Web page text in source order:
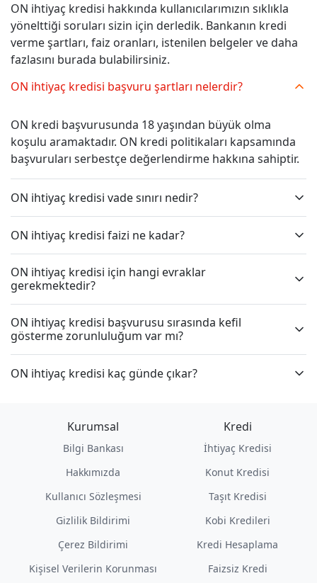
ON ihtiyaç kredisi hakkında kullanıcılarımızın sıklıkla
yönelttiği soruları sizin için derledik. Bankanın kredi
verme şartları, faiz oranları, istenilen belgeler ve daha
fazlasını burada bulabilirsiniz.
ON ihtiyaç kredisi başvuru şartları nelerdir?
ON kredi başvurusunda 18 yaşından büyük olma
koşulu aramaktadır. ON kredi politikaları kapsamında
başvuruları serbestçe değerlendirme hakkına sahiptir.
ON ihtiyaç kredisi vade sınırı nedir?
ON ihtiyaç kredisi faizi ne kadar?
ON ihtiyaç kredisi için hangi evraklar
gerekmektedir?
ON ihtiyaç kredisi başvurusu sırasında kefil
gösterme zorunluluğum var mı?
ON ihtiyaç kredisi kaç günde çıkar?
Kurumsal
Bilgi Bankası
Hakkımızda
Kullanıcı Sözleşmesi
Gizlilik Bildirimi
Çerez Bildirimi
Kişisel Verilerin Korunması
Kredi
İhtiyaç Kredisi
Konut Kredisi
Taşıt Kredisi
Kobi Kredileri
Kredi Hesaplama
Faizsiz Kredi